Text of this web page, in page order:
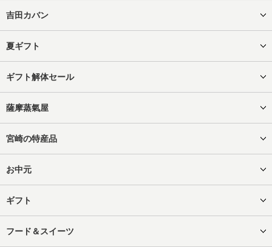
吉田カバン
夏ギフト
ギフト解体セール
薩摩蒸氣屋
宮崎の特産品
お中元
ギフト
フード＆スイーツ